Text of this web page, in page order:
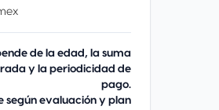
de la edad, la suma
y la periodicidad de
pago.
según evaluación y plan